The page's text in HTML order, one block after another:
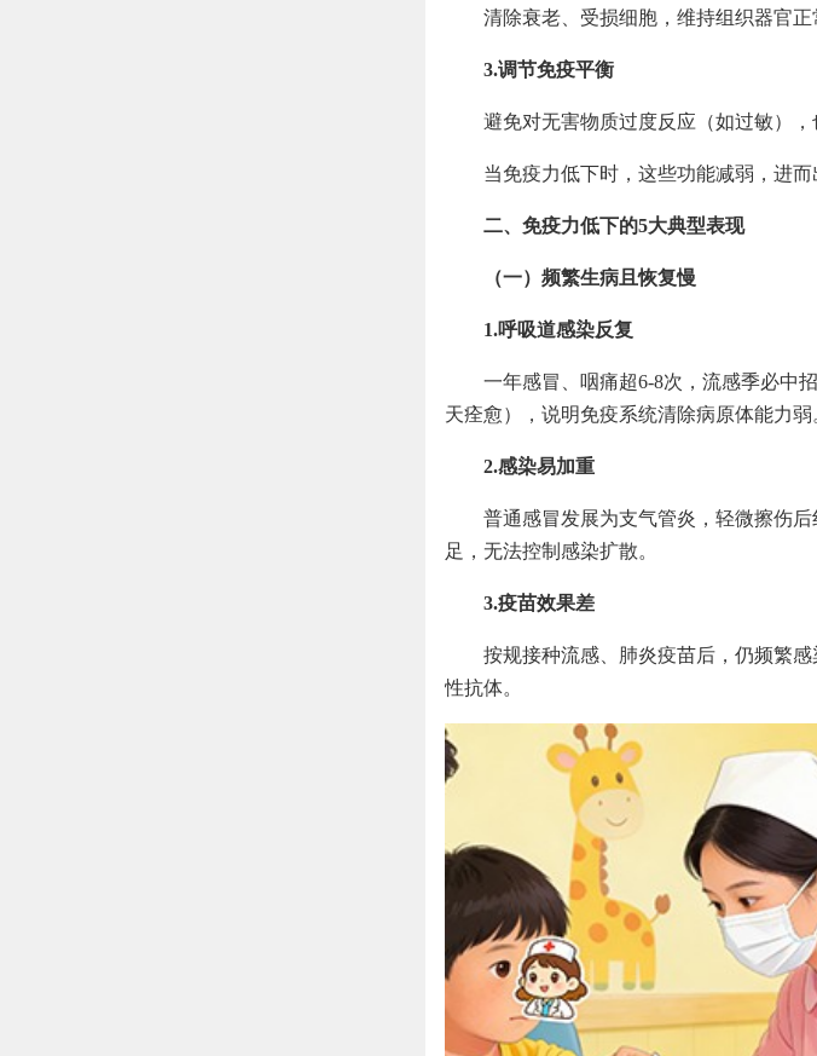
清除衰老、受损细胞，维持组织器官正
3.调节免疫平衡
避免对无害物质过度反应（如过敏）
当免疫力低下时，这些功能减弱，进而
二、免疫力低下的5大典型表现
（一）频繁生病且恢复慢
1.呼吸道感染反复
一年感冒、咽痛超6-8次，流感季必中
天痊愈），说明免疫系统清除病原体能力弱
2.感染易加重
普通感冒发展为支气管炎，轻微擦伤
足，无法控制感染扩散。
3.疫苗效果差
按规接种流感、肺炎疫苗后，仍频繁
性抗体。